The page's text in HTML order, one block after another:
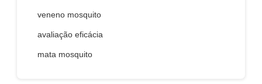
veneno mosquito
avaliação eficácia
mata mosquito